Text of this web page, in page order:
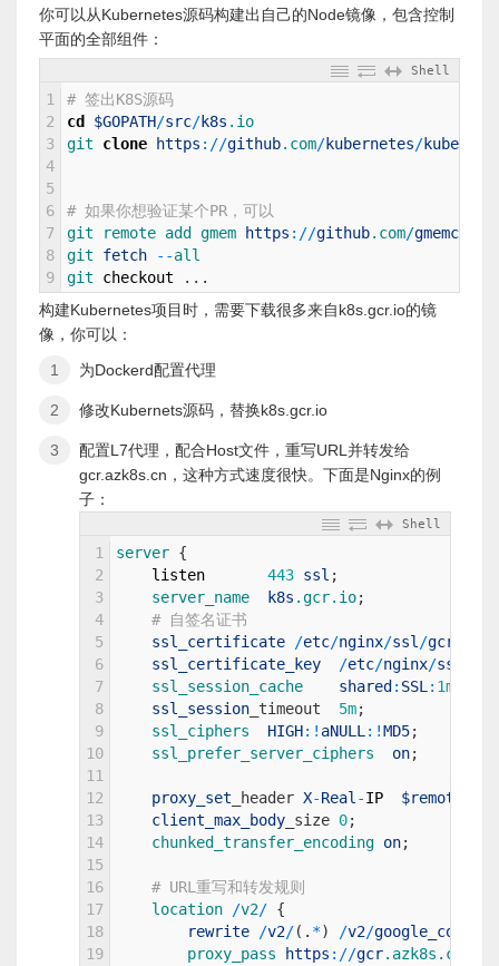
你可以从Kubernetes源码构建出自己的Node镜像，包含控制
平面的全部组件：
Shell
1
2
3
4
5
6
7
8
9
# 签出K8S源码
cd
$GOPATH/src/k8s .io
git clone https : //github.com/kubernetes/
# 如果你想验证某个PR，可以
git
remote add gmem https : //github.com/gmemcc
git fetch --all
git checkout . . .
构建Kubernetes项目时，需要下载很多来自k8s.gcr.io的镜
像，你可以：
为Dockerd配置代理
修改Kubernets源码，替换k8s.gcr.io
配置L7代理，配合Host文件，重写URL并转发给
gcr.azk8s.cn，这种方式速度很快。下面是Nginx的例
子：
Shell
1
2
3
4
5
6
7
8
9
10
11
12
13
14
15
16
17
18
19
server {
listen
443 ssl ;
server_name
k8s .gcr.io;
# 自签名证书
ssl_certificate
/etc/nginx/ssl /gcr
ssl_certificate_key
/etc/nginx/ssl
ssl_session_cache shared : SSL : 1m
ssl_session timeout 5m;
ssl_ciphers HIGH: ! aNULL : !MD5;
ssl_prefer_server_ciphers on;
proxy_set header X-Real -IP
client_max_body size 0;
chunked_transfer_encoding on;
# URL重写和转发规则
location
/v2/ {
rewrite
/v2/( . *) /v2/
proxy_pass
https : //gcr.azk8s .cn